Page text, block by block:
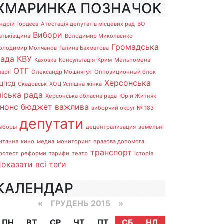
ПОЗНАЧОК
Гордєєв Атестація депутатів місцевих рад ВО
Вибори Володимир Миколаєнко
Молчанов Галина Бахматова Громадська
КВУ Каховка Консультація Крим Мельпомена
ОТГ Олександр Мошнягул Оппозиционный блок
Скадовськ ХОЦ Успішна жінка Херсонська
рада Херсонська обласна рада Юрій Житняк
бюджет важлива виборчий округ № 183
депутати децентрализация земельні
кино медиа мониторинг правова допомога
реформи тарифи театр транспорт історія
всі теґи
« ГРУДЕНЬ 2015 »